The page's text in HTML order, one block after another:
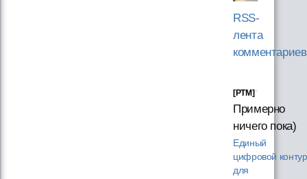
RSS-
лента
комментариев
[PTM]
Примерно
ничего пока)
Единый
цифровой контур
для